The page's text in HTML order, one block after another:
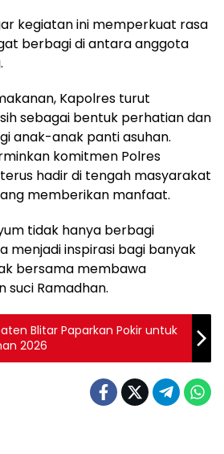
kegiatan ini memperkuat rasa
berbagi di antara anggota
Kapolres turut
sebagai bentuk perhatian dan
anak-anak panti asuhan.
komitmen Polres
hadir di tengah masyarakat
memberikan manfaat.
tidak hanya berbagi
menjadi inspirasi bagi banyak
bersama membawa
suci Ramadhan.
Blitar Paparkan Pokir untuk
2026